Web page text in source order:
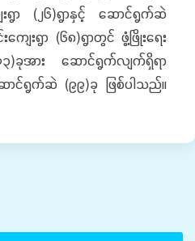
ာ (၂၆)ရွာနှင့် ဆောင်ရွက်ဆဲ
ကျေးရွာ (၆၈)ရွာတွင် ဖွံ့ဖြိုးရေး
)ခုအား ဆောင်ရွက်လျက်ရှိရာ
ာင်ရွက်ဆဲ (၉၉)ခု ဖြစ်ပါသည်။